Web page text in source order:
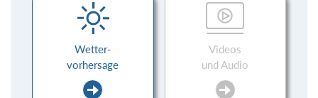
Wetter-
vorhersage
Videos
und Audio